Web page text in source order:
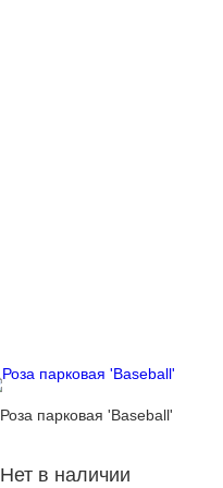
Роза парковая 'Baseball'
Нет в наличии